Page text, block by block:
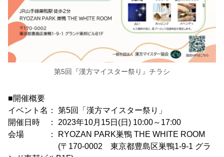
第5回『漢方マイスター祭り』チラシ
■開催概要
イベント名： 第5回「漢方マイスター祭り」
開催日時 ： 2023年10月15日(日) 10:00～17:00
会場 ： RYOZAN PARK巣鴨 THE WHITE ROOM
(〒170-0002 東京都豊島区巣鴨1-9-1 グラ